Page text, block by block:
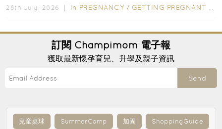
28th July, 2026 ｜ In PREGNANCY / GETTING PREGNANT
訂閱 Champimom 電子報
獲取最新懷孕育兒、升學及親子資訊
Send
兒童桌球 SummerCamp 加固 ShoppingGuide